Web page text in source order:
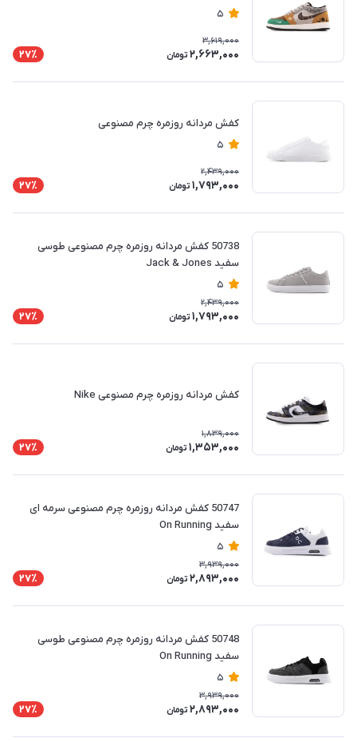
5
3,619,000
2,663,000 تومان 27٪
کفش مردانه روزمره چرم مصنوعی
5
2,439,000
1,793,000 تومان 27٪
50738 کفش مردانه روزمره چرم مصنوعی طوسی
سفید Jack & Jones
5
2,439,000
1,793,000 تومان 27٪
کفش مردانه روزمره چرم مصنوعی Nike
1,839,000
1,353,000 تومان 27٪
50747 کفش مردانه روزمره چرم مصنوعی سرمه ای
سفید On Running
5
3,939,000
2,893,000 تومان 27٪
50748 کفش مردانه روزمره چرم مصنوعی طوسی
سفید On Running
5
3,939,000
2,893,000 تومان 27٪